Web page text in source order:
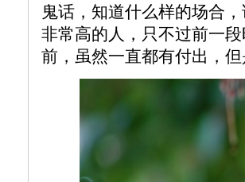
鬼话，知道什么样的场合
非常高的人，只不过前一
前，虽然一直都有付出，